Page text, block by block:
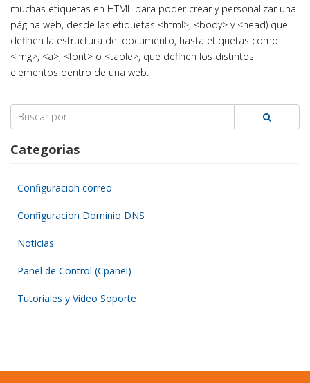
muchas etiquetas en HTML para poder crear y personalizar una
página web, desde las etiquetas <html>, <body> y <head) que
definen la estructura del documento, hasta etiquetas como
<img>, <a>, <font> o <table>, que definen los distintos
elementos dentro de una web.
Search
for:
Categorias
Configuracion correo
Configuracion Dominio DNS
Noticias
Panel de Control (Cpanel)
Tutoriales y Video Soporte